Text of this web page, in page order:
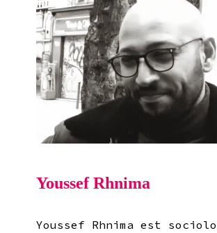
Youssef Rhnima
Youssef Rhnima est